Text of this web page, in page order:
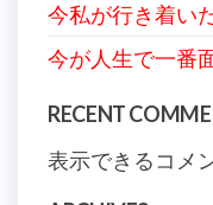
今私が行き着い
今が人生で一番
RECENT
表示できるコメ